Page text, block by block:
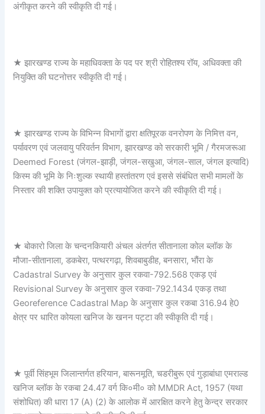
अंगीकृत करने की स्वीकृति दी गई।
★ झारखण्ड राज्य के महाधिवक्ता के पद पर श्री रोहितश्य रॉय, अधिवक्ता की
नियुक्ति की घटनोत्तर स्वीकृति दी गई।
★ झारखण्ड राज्य के विभिन्न विभागों द्वारा क्षतिपूरक वनरोपण के निमित्त वन,
पर्यावरण एवं जलवायु परिवर्तन विभाग, झारखण्ड को सरकारी भूमि / गैरमजरूआ
Deemed Forest (जंगल-झाड़ी, जंगल-सखुआ, जंगल-साल, जंगल इत्यादि)
किस्म की भूमि के निःशुल्क स्थायी हस्तांतरण एवं इससे संबंधित सभी मामलों के
निस्तार की शक्ति उपायुक्त को प्रत्यायोजित करने की स्वीकृति दी गई।
★ बोकारो जिला के चन्दनकियारी अंचल अंतर्गत सीतानाला कोल ब्लॉक के
मौजा-सीतानाला, डकबेरा, पत्थरगढ़ा, शिवबाबुडीह, बनसारा, भौंरा के
Cadastral Survey के अनुसार कुल रकवा-792.568 एकड़ एवं
Revisional Survey के अनुसार कुल रकवा-792.1434 एकड़ तथा
Georeference Cadastral Map के अनुसार कुल रकबा 316.94 हे0
क्षेत्र पर धारित कोयला खनिज के खनन पट्टा की स्वीकृति दी गई।
★ पूर्वी सिंहभूम जिलान्तर्गत हरियान, बारूनमूति, चडरीबुरू एवं गुड़ाबांधा एमराल्ड
खनिज ब्लॉक के रकबा 24.47 वर्ग कि०मी० को MMDR Act, 1957 (यथा
संशोधित) की धारा 17 (A) (2) के आलोक में आरक्षित करने हेतु केन्द्र सरकार